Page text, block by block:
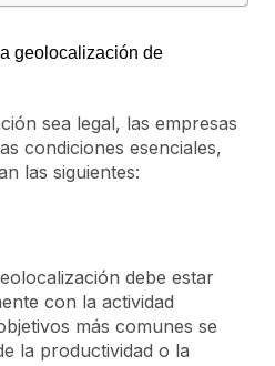
geolocalización de
sea legal, las empresas
condiciones esenciales,
las siguientes:
debe estar
con la actividad
más comunes se
la productividad o la